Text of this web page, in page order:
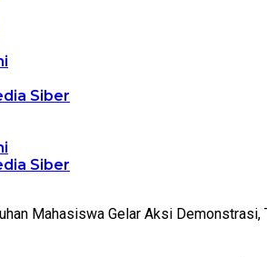
Siber
Siber
Mahasiswa Gelar Aksi Demonstrasi,